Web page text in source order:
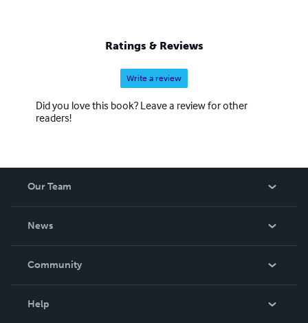
Ratings & Reviews
Write a review
Did you love this book? Leave a review for other
readers!
Our Team
News
In The News
Community
Help